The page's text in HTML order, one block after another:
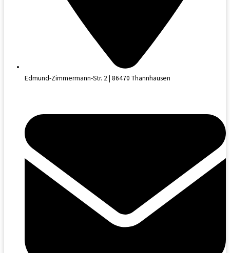
Edmund-Zimmermann-Str. 2 | 86470 Thannhausen